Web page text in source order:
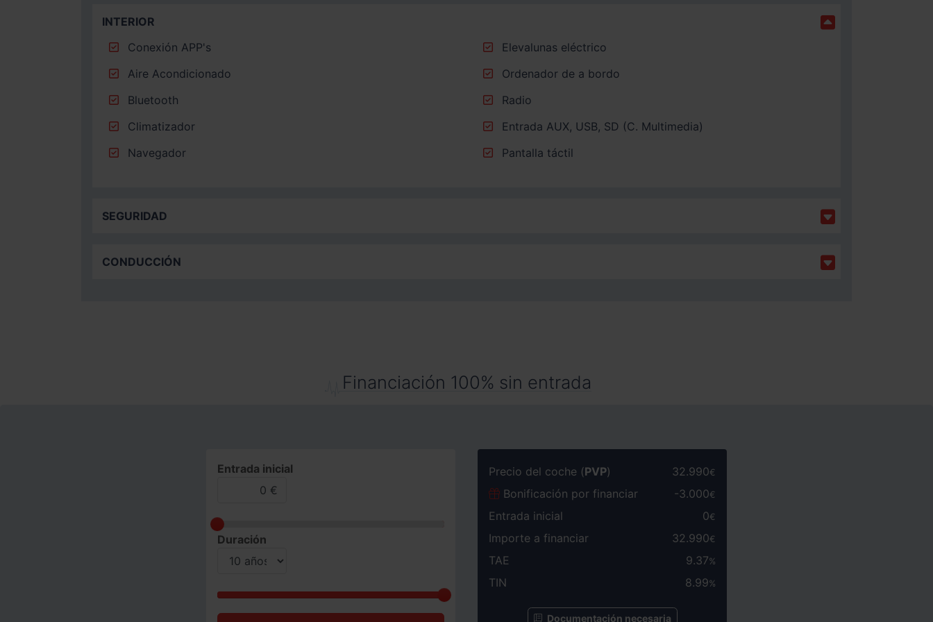
INTERIOR
Conexión APP's
Aire Acondicionado
Bluetooth
Climatizador
Navegador
Elevalunas eléctrico
Ordenador de a bordo
Radio
Entrada AUX, USB, SD (C. Multimedia)
Pantalla táctil
SEGURIDAD
CONDUCCIÓN
Financiación 100% sin entrada
Entrada inicial
Duración
Precio del coche (PVP) 32.990€
Bonificación por financiar -3.000€
Entrada inicial 0€
Importe a financiar 32.990€
TAE 9.37%
TIN 8.99%
Documentación necesaria